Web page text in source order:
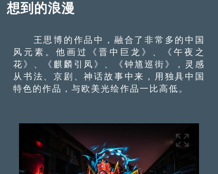
想到的浪漫
王思博的作品中，融合了非常多的中国
风元素。他画过《晋中巨龙》、《午夜之
花》、《麒麟引凤》、《钟馗巡街》，灵感
从书法、京剧、神话故事中来，用独具中国
特色的作品，与欧美光绘作品一比高低。